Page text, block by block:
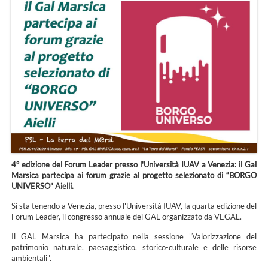
4° edizione del Forum Leader presso l'Università IUAV a Venezia: il Gal
Marsica partecipa ai forum grazie al progetto selezionato di “BORGO
UNIVERSO” Aielli.
Si sta tenendo a Venezia, presso l'Università IUAV, la quarta edizione del
Forum Leader, il congresso annuale dei GAL organizzato da VEGAL.
Il GAL Marsica ha partecipato nella sessione "Valorizzazione del
patrimonio naturale, paesaggistico, storico-culturale e delle risorse
ambientali".